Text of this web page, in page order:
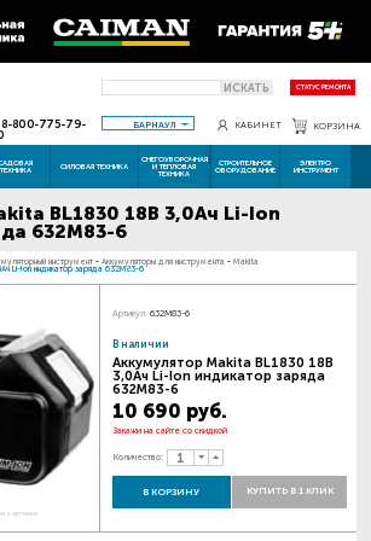
ИСКАТЬ СТАТУС РЕМОНТА
8-800-775-79-
БАРНАУЛ КАБИНЕТ КОРЗИНА
ТЕХНИКА СИЛОВАЯ ТЕХНИКА
СНЕГОУБОРОЧНАЯ
И ТЕПЛОВАЯ
ТЕХНИКА
СТРОИТЕЛЬНОЕ
ОБОРУДОВАНИЕ
ЭЛЕКТРО
ИНСТРУМЕНТ
BL1830 18В 3,0Ач Li-Ion
632M83-6
инструмент - Аккумуляторы для инструмента - Makita
Li-Ion индикатор заряда 632M83-6
картинки
Артикул: 632M83-6
В наличии
Аккумулятор Makita BL1830 18В
3,0Ач Li-Ion индикатор заряда
632M83-6
10 690 руб.
Закажи на сайте со скидкой
Количество:
В КОРЗИНУ КУПИТЬ В 1 КЛИК